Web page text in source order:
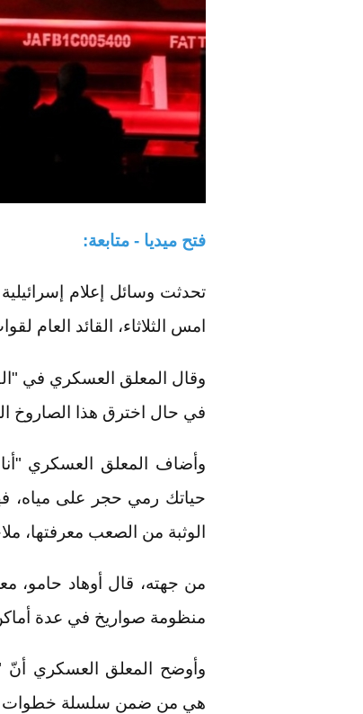
فتح ميديا - متابعة:
تحدثت وسائل إعلام
امس الثلاثاء، القائد العام
في حال اخترق هذا الصاروخ
وأضاف المعلق العسكري
حياتك رمي حجر على مياه،
الوثبة من الصعب معرفتها،
منظومة صواريخ في عدة
وأوضح المعلق العسكري أنّ
هي من ضمن سلسلة خطوات